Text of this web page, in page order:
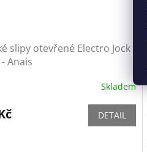
slipy otevřené Electro Jock
Anais
Skladem
DETAIL